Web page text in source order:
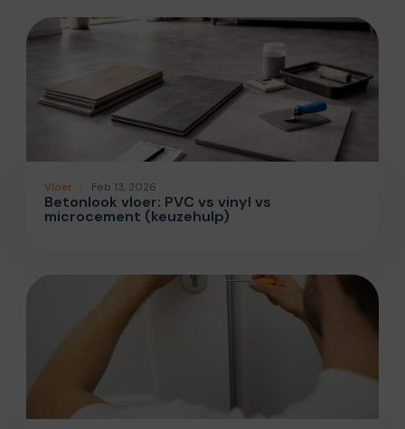
Vloer Feb 13, 2026
Betonlook vloer: PVC vs vinyl vs
microcement (keuzehulp)